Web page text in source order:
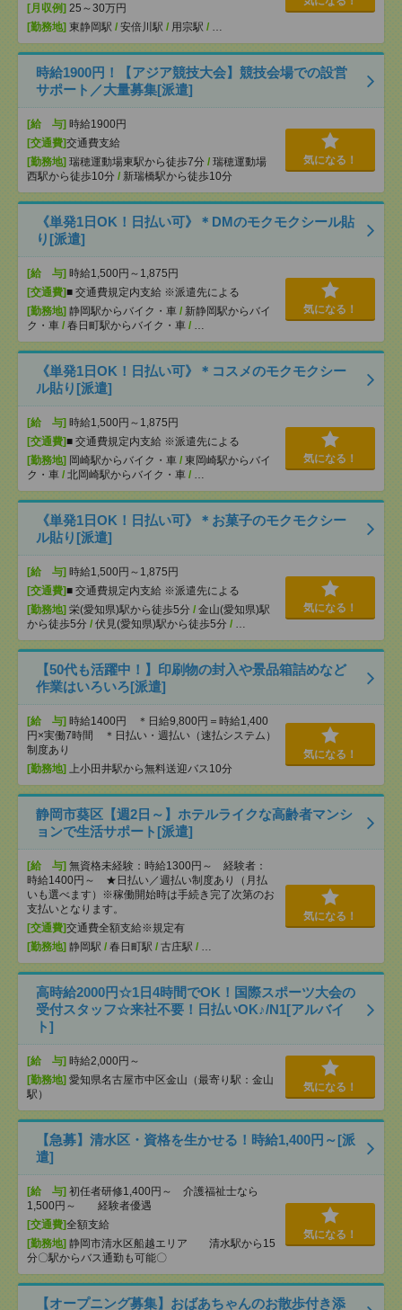
[月収例] 25～30万円
[勤務地] 東静岡駅 / 安倍川駅 / 用宗駅 / …
時給1900円！【アジア競技大会】競技会場での設営
サポート／大量募集[派遣]
[給 与] 時給1900円
[交通費]交通費支給
[勤務地] 瑞穂運動場東駅から徒歩7分 / 瑞穂運動場
西駅から徒歩10分 / 新瑞橋駅から徒歩10分
気になる！
《単発1日OK！日払い可》＊DMのモクモクシール貼
り[派遣]
[給 与] 時給1,500円～1,875円
[交通費]■ 交通費規定内支給 ※派遣先による
[勤務地] 静岡駅からバイク・車 / 新静岡駅からバイ
ク・車 / 春日町駅からバイク・車 / …
気になる！
《単発1日OK！日払い可》＊コスメのモクモクシー
ル貼り[派遣]
[給 与] 時給1,500円～1,875円
[交通費]■ 交通費規定内支給 ※派遣先による
[勤務地] 岡崎駅からバイク・車 / 東岡崎駅からバイ
ク・車 / 北岡崎駅からバイク・車 / …
気になる！
《単発1日OK！日払い可》＊お菓子のモクモクシー
ル貼り[派遣]
[給 与] 時給1,500円～1,875円
[交通費]■ 交通費規定内支給 ※派遣先による
[勤務地] 栄(愛知県)駅から徒歩5分 / 金山(愛知県)駅
から徒歩5分 / 伏見(愛知県)駅から徒歩5分 / …
気になる！
【50代も活躍中！】印刷物の封入や景品箱詰めなど
作業はいろいろ[派遣]
[給 与] 時給1400円 ＊日給9,800円＝時給1,400
円×実働7時間 ＊日払い・週払い（速払システム）
制度あり
[勤務地] 上小田井駅から無料送迎バス10分
気になる！
静岡市葵区【週2日～】ホテルライクな高齢者マンシ
ョンで生活サポート[派遣]
[給 与] 無資格未経験：時給1300円～ 経験者：
時給1400円～ ★日払い／週払い制度あり（月払
いも選べます）※稼働開始時は手続き完了次第のお
支払いとなります。
[交通費]交通費全額支給※規定有
[勤務地] 静岡駅 / 春日町駅 / 古庄駅 / …
気になる！
高時給2000円☆1日4時間でOK！国際スポーツ大会の
受付スタッフ☆来社不要！日払いOK♪/N1[アルバイ
ト]
[給 与] 時給2,000円～
[勤務地] 愛知県名古屋市中区金山（最寄り駅：金山
駅）
気になる！
【急募】清水区・資格を生かせる！時給1,400円～[派
遣]
[給 与] 初任者研修1,400円～ 介護福祉士なら
1,500円～ 経験者優遇
[交通費]全額支給
[勤務地] 静岡市清水区船越エリア 清水駅から15
分〇駅からバス通勤も可能〇
気になる！
【オープニング募集】おばあちゃんのお散歩付き添